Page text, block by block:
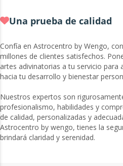
Una prueba de calidad
Confía en Astrocentro by Wengo,
millones de clientes satisfechos.
artes adivinatorias a tu servicio para
hacia tu desarrollo y bienestar
Nuestros expertos son
profesionalismo, habilidades y
de calidad, personalizadas y
Astrocentro by wengo, tienes la
brindará claridad y serenidad.